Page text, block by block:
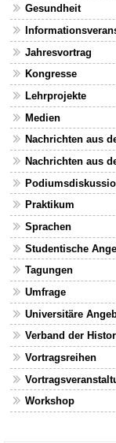
Gesundheit
Jahresvortrag
Kongresse
Lehrprojekte
Medien
Nachrichten aus
Nachrichten aus
Praktikum
Sprachen
Studentische
Tagungen
Umfrage
Universitäre
Verband der
Vortragsreihen
Workshop